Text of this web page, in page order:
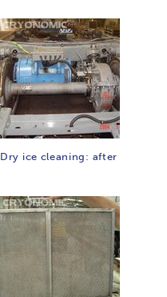
Dry ice cleaning: after